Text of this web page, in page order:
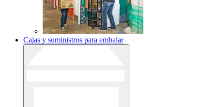
Cajas y suministros para embalar